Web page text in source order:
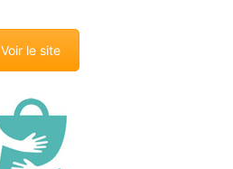
Voir le site